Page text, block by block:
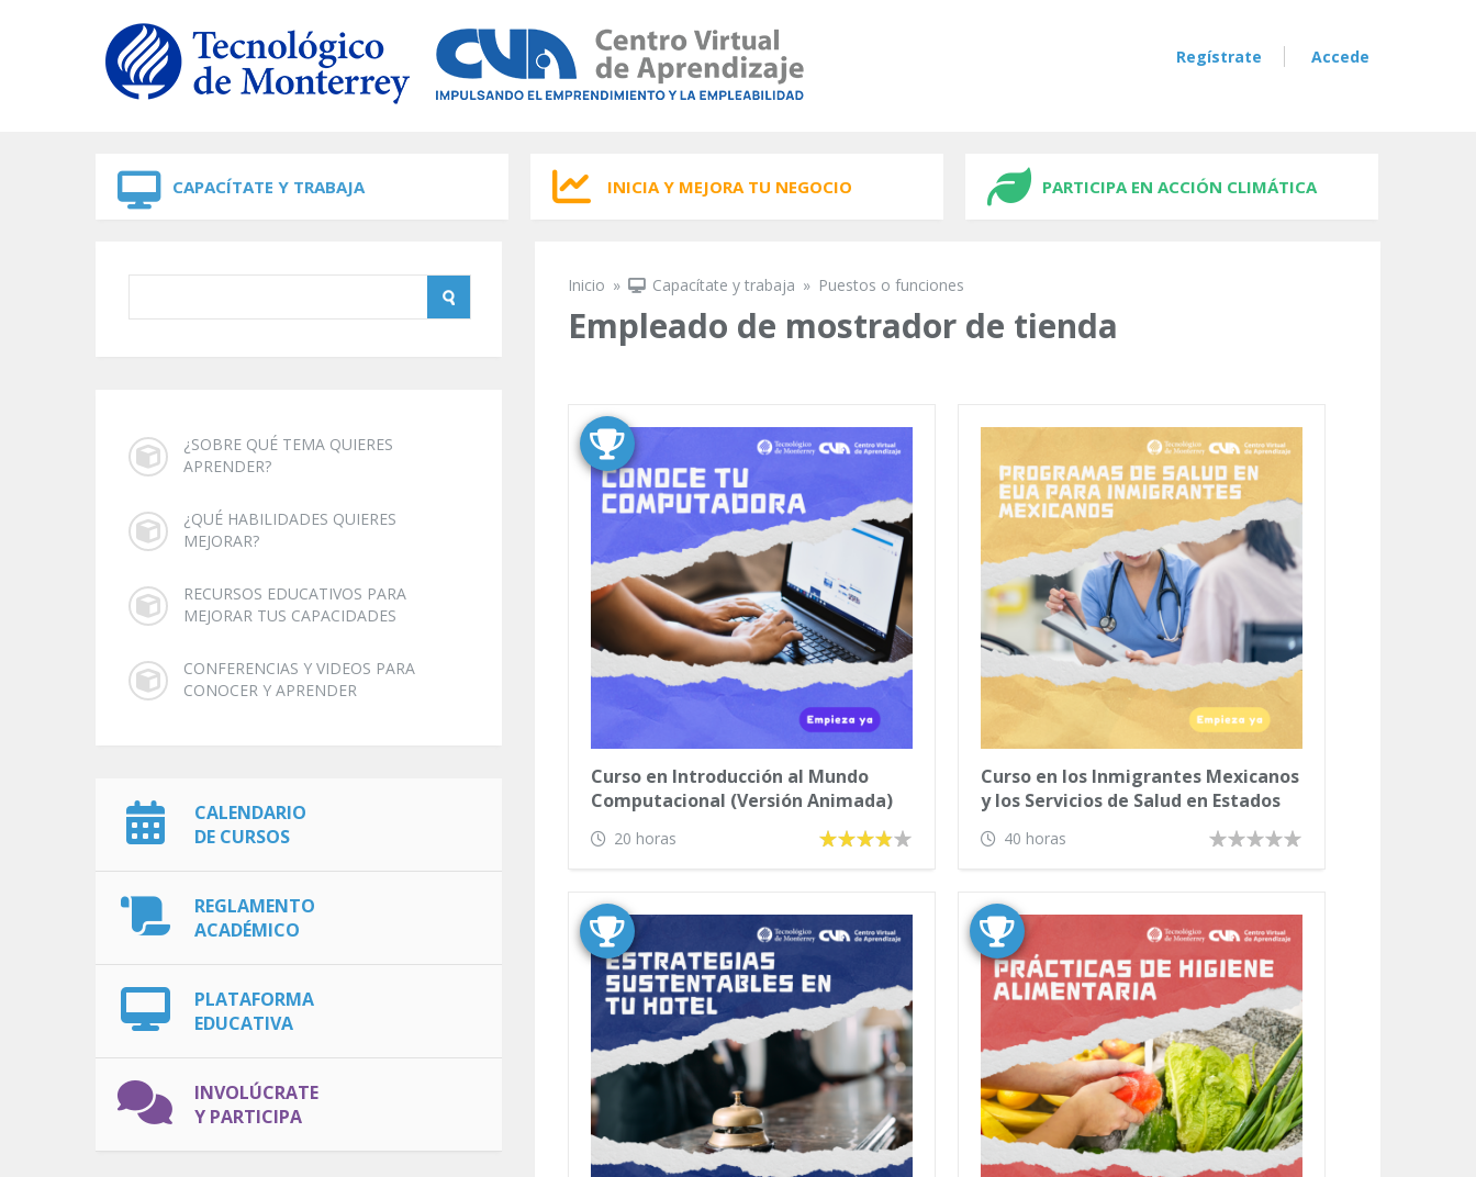
Regístrate Accede
CAPACÍTATE Y TRABAJA INICIA Y MEJORA TU NEGOCIO PARTICIPA EN ACCIÓN CLIMÁTICA
¿SOBRE QUÉ TEMA QUIERES
APRENDER?
¿QUÉ HABILIDADES QUIERES
MEJORAR?
RECURSOS EDUCATIVOS PARA
MEJORAR TUS CAPACIDADES
CONFERENCIAS Y VIDEOS PARA
CONOCER Y APRENDER
CALENDARIO
DE CURSOS
REGLAMENTO
ACADÉMICO
PLATAFORMA
EDUCATIVA
INVOLÚCRATE
Y PARTICIPA
Se encuentra usted aquí
Inicio » Capacítate y trabaja » Puestos o funciones
Empleado de mostrador de tienda
Curso en Introducción al Mundo
Computacional (Versión Animada)
20 horas
Curso en los Inmigrantes Mexicanos
y los Servicios de Salud en Estados
40 horas